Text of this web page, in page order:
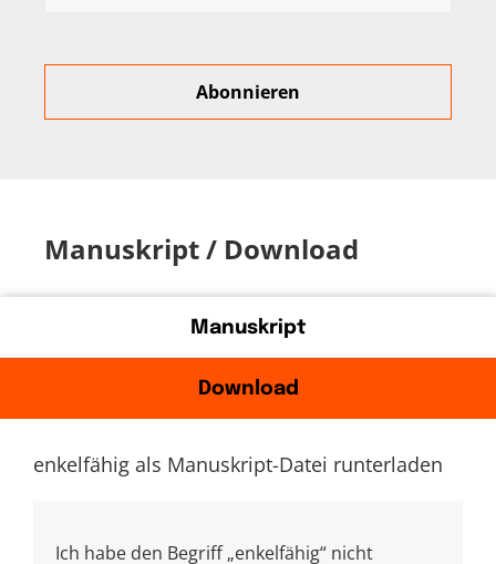
Manuskript / Download
Manuskript
Download
enkelfähig als Manuskript-Datei runterladen
Ich habe den Begriff „enkelfähig“ nicht